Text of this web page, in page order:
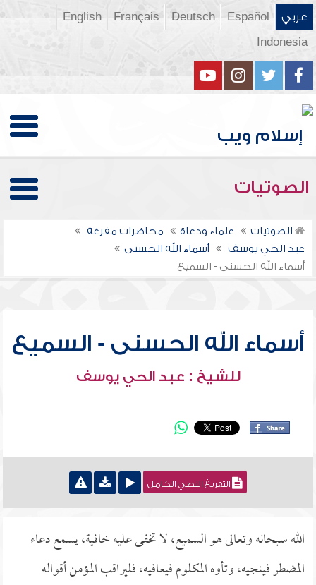
عربي Español
Deutsch
Français
English
Indonesia
الصوتيات
الصوتيات علماء ودعاة
محاضرات مفرغة
عبد الحي يوسف
أسماء الله الحسنى
أسماء الله الحسنى - السميع
أسماء الله الحسنى - السميع
للشيخ : عبد الحي يوسف
التفريغ النصي الكامل
الله سبحانه وتعالى هو السميع، لا تخفى عليه خافية، يسمع دعاء
المضطر فينجيه، وتأوه المكلوم فيعافيه، فليراقب المؤمن أقواله